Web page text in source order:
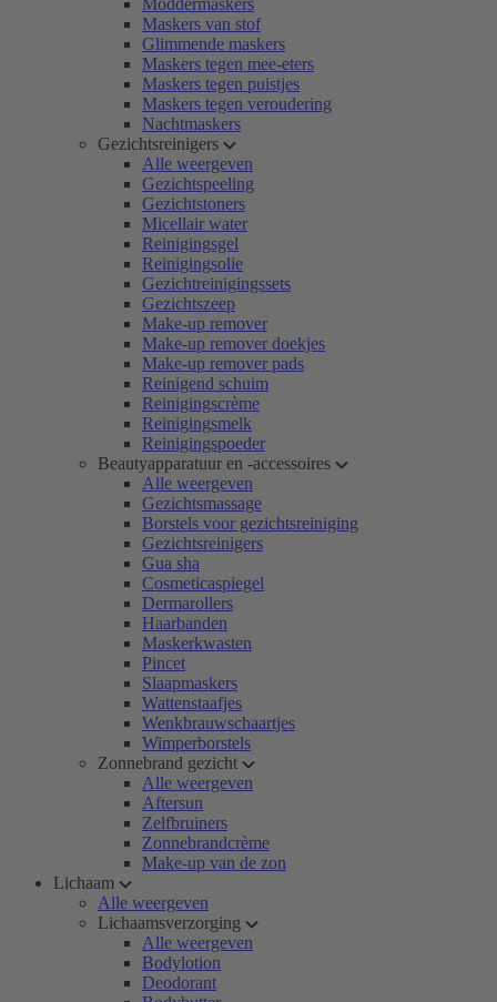
Moddermaskers
Maskers van stof
Glimmende maskers
Maskers tegen mee-eters
Maskers tegen puistjes
Maskers tegen veroudering
Nachtmaskers
Gezichtsreinigers
Alle weergeven
Gezichtspeeling
Gezichtstoners
Micellair water
Reinigingsgel
Reinigingsolie
Gezichtreinigingssets
Gezichtszeep
Make-up remover
Make-up remover doekjes
Make-up remover pads
Reinigend schuim
Reinigingscrème
Reinigingsmelk
Reinigingspoeder
Beautyapparatuur en -accessoires
Alle weergeven
Gezichtsmassage
Borstels voor gezichtsreiniging
Gezichtsreinigers
Gua sha
Cosmeticaspiegel
Dermarollers
Haarbanden
Maskerkwasten
Pincet
Slaapmaskers
Wattenstaafjes
Wenkbrauwschaartjes
Wimperborstels
Zonnebrand gezicht
Alle weergeven
Aftersun
Zelfbruiners
Zonnebrandcrème
Make-up van de zon
Lichaam
Alle weergeven
Lichaamsverzorging
Alle weergeven
Bodylotion
Deodorant